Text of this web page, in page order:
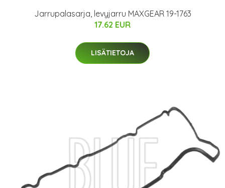
Jarrupalasarja, levyjarru MAXGEAR 19-1763
17.62 EUR
LISÄTIETOJA